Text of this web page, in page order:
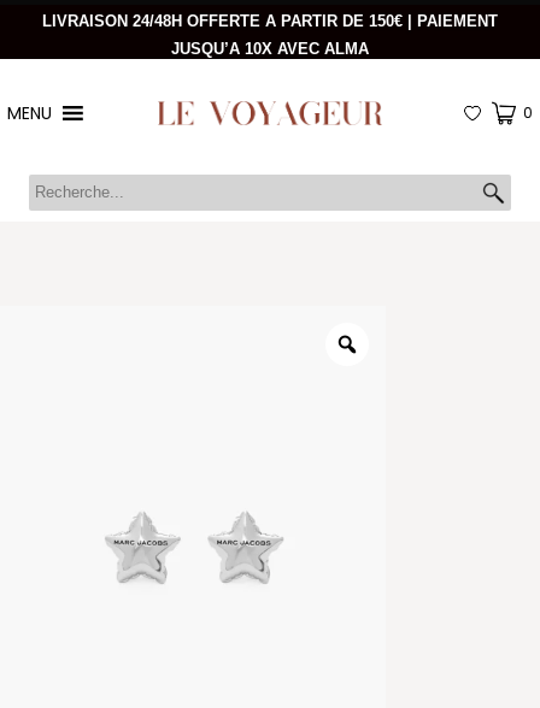
LIVRAISON 24/48H OFFERTE A PARTIR DE 150€ | PAIEMENT
JUSQU’A 10X AVEC ALMA
MENU 0